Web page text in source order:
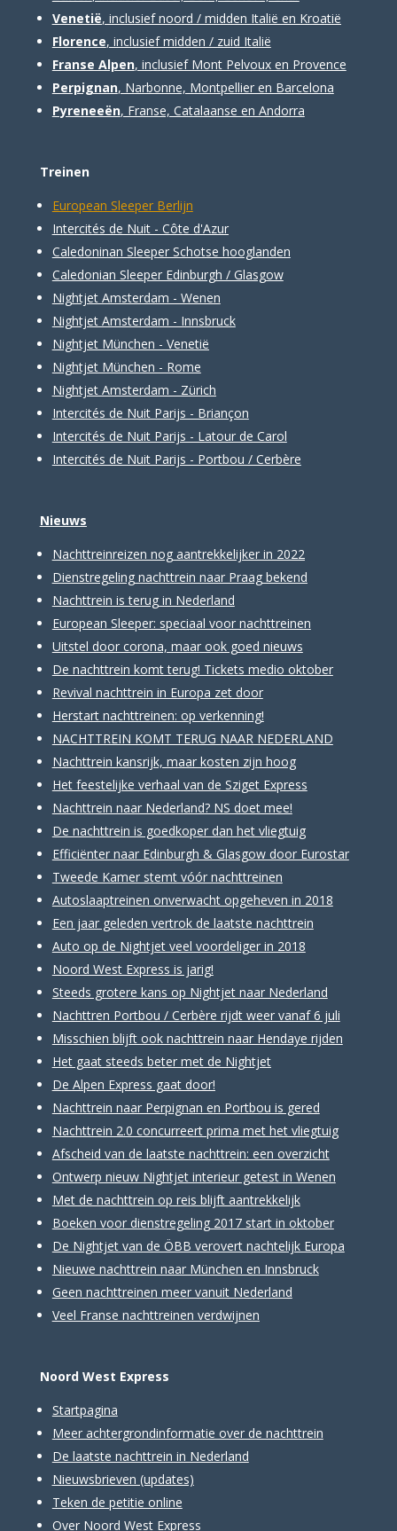
Venetië, inclusief noord / midden Italië en Kroatië
Florence, inclusief midden / zuid Italië
Franse Alpen, inclusief Mont Pelvoux en Provence
Perpignan, Narbonne, Montpellier en Barcelona
Pyreneeën, Franse, Catalaanse en Andorra
Treinen
European Sleeper Berlijn
Intercités de Nuit - Côte d'Azur
Caledoninan Sleeper Schotse hooglanden
Caledonian Sleeper Edinburgh / Glasgow
Nightjet Amsterdam - Wenen
Nightjet Amsterdam - Innsbruck
Nightjet München - Venetië
Nightjet München - Rome
Nightjet Amsterdam - Zürich
Intercités de Nuit Parijs - Briançon
Intercités de Nuit Parijs - Latour de Carol
Intercités de Nuit Parijs - Portbou / Cerbère
Nieuws
Nachttreinreizen nog aantrekkelijker in 2022
Dienstregeling nachttrein naar Praag bekend
Nachttrein is terug in Nederland
European Sleeper: speciaal voor nachttreinen
Uitstel door corona, maar ook goed nieuws
De nachttrein komt terug! Tickets medio oktober
Revival nachttrein in Europa zet door
Herstart nachttreinen: op verkenning!
NACHTTREIN KOMT TERUG NAAR NEDERLAND
Nachttrein kansrijk, maar kosten zijn hoog
Het feestelijke verhaal van de Sziget Express
Nachttrein naar Nederland? NS doet mee!
De nachttrein is goedkoper dan het vliegtuig
Efficiënter naar Edinburgh & Glasgow door Eurostar
Tweede Kamer stemt vóór nachttreinen
Autoslaaptreinen onverwacht opgeheven in 2018
Een jaar geleden vertrok de laatste nachttrein
Auto op de Nightjet veel voordeliger in 2018
Noord West Express is jarig!
Steeds grotere kans op Nightjet naar Nederland
Nachttren Portbou / Cerbère rijdt weer vanaf 6 juli
Misschien blijft ook nachttrein naar Hendaye rijden
Het gaat steeds beter met de Nightjet
De Alpen Express gaat door!
Nachttrein naar Perpignan en Portbou is gered
Nachttrein 2.0 concurreert prima met het vliegtuig
Afscheid van de laatste nachttrein: een overzicht
Ontwerp nieuw Nightjet interieur getest in Wenen
Met de nachttrein op reis blijft aantrekkelijk
Boeken voor dienstregeling 2017 start in oktober
De Nightjet van de ÖBB verovert nachtelijk Europa
Nieuwe nachttrein naar München en Innsbruck
Geen nachttreinen meer vanuit Nederland
Veel Franse nachttreinen verdwijnen
Noord West Express
Startpagina
Meer achtergrondinformatie over de nachttrein
De laatste nachttrein in Nederland
Nieuwsbrieven (updates)
Teken de petitie online
Over Noord West Express